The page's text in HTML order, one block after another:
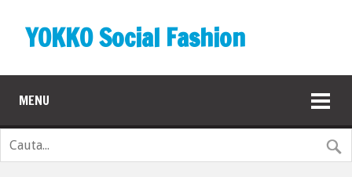
YOKKO Social Fashion
MENU